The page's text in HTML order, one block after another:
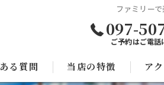
ファミリー
097-
ご予約はご電話
る質問 当店の特徴 ア